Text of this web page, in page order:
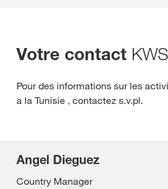
Votre contact KWS
Pour des informations sur les
a la Tunisie , contactez s.v.pl.
Angel Dieguez
Country Manager